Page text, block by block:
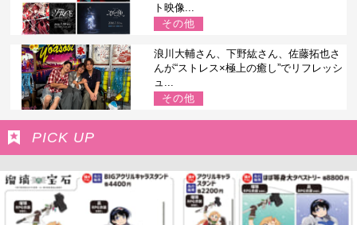
ト映像...
その他
浪川大輔さん、下野紘さん、佐藤拓也さ
んが“ストレス×極上の癒し”でリフレッシ
ュ...
その他
PICK UP